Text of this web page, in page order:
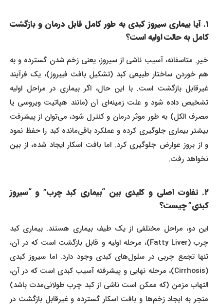
۱. آیا بیماری سیروز کبدی به طور کامل قابل درمان و بازگشت
کامل به حالت اولیه است؟
خیر. متاسفانه، آسیب ناشی از سیروز، یعنی زخم شدن گسترده و به
هم خوردن ساختار طبیعی کبد (تشکیل بافت فیبروز)، یک فرآیند
غیرقابل بازگشت است. با این حال، اگر بیماری در مراحل اولیه
تشخیص داده شود و علت زمینه‌ای آن (مانند هپاتیت ویروسی یا
مصرف الکل) به طور موثر درمان و کنترل شود، می‌توان از پیشرفت
بیشتر بیماری جلوگیری کرده و عملکرد باقی‌مانده کبد را حفظ نمود
و از بروز عوارض جلوگیری کرد. اما بافت اسکار ایجاد شده، از بین
نخواهد رفت.
۲. تفاوت اصلی و کلیدی بین “بیماری کبد چرب” و “سیروز
کبدی” چیست؟
این دو، مراحل مختلفی از یک طیف بیماری هستند. بیماری کبد
چرب (Fatty Liver)، مرحله اولیه و قابل بازگشت است که در آن،
تنها تجمع چربی در سلول‌های کبدی وجود دارد. اما سیروز کبدی
(Cirrhosis)، مرحله نهایی و پیشرفته آسیب کبدی است که در آن،
التهاب مزمن (که ممکن است ناشی از کبد چرب طولانی‌مدت باشد)
منجر به ایجاد زخم‌ها و بافت اسکار گسترده و غیرقابل بازگشت در